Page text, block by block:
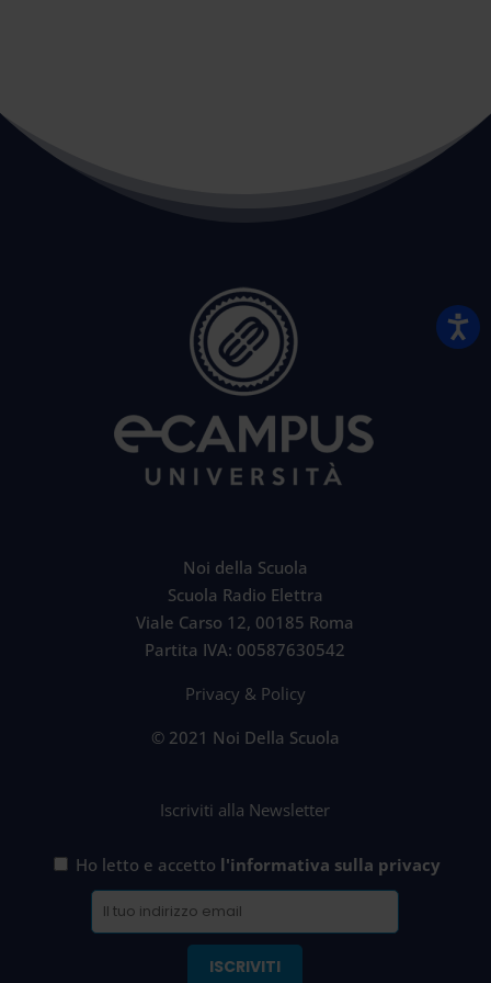
Noi della Scuola
Scuola Radio Elettra
Viale Carso 12, 00185 Roma
Partita IVA: 00587630542
Privacy & Policy
© 2021 Noi Della Scuola
Iscriviti alla Newsletter
Ho letto e accetto l'informativa sulla privacy